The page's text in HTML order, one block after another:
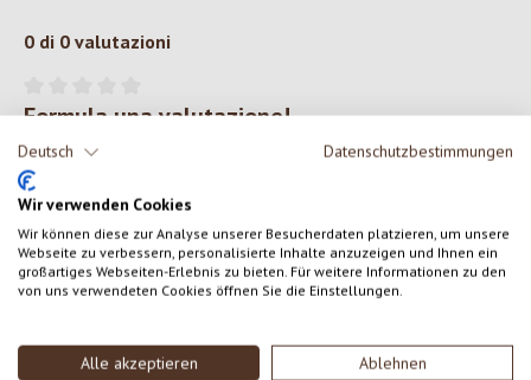
Deutsch Datenschutzbestimmungen
Wir verwenden Cookies
Wir können diese zur Analyse unserer Besucherdaten platzieren, um unsere
Webseite zu verbessern, personalisierte Inhalte anzuzeigen und Ihnen ein
großartiges Webseiten-Erlebnis zu bieten. Für weitere Informationen zu den
von uns verwendeten Cookies öffnen Sie die Einstellungen.
Alle akzeptieren Ablehnen
0 di 0 valutazioni
Valutazione media di 0 su 5 stelle
Formula una valutazione!
Condividi le tue esperienze con il prodotto con altri clienti.
SCRIVERE UNA RECENSIONE
Visualizza le valutazioni solo nella lingua corrente.